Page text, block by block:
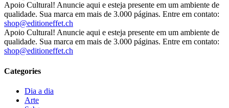
Apoio Cultural! Anuncie aqui e esteja presente em um ambiente de
qualidade. Sua marca em mais de 3.000 páginas. Entre em contato:
shop@editioneffet.ch
Apoio Cultural! Anuncie aqui e esteja presente em um ambiente de
qualidade. Sua marca em mais de 3.000 páginas. Entre em contato:
shop@editioneffet.ch
Categories
Dia a dia
Arte